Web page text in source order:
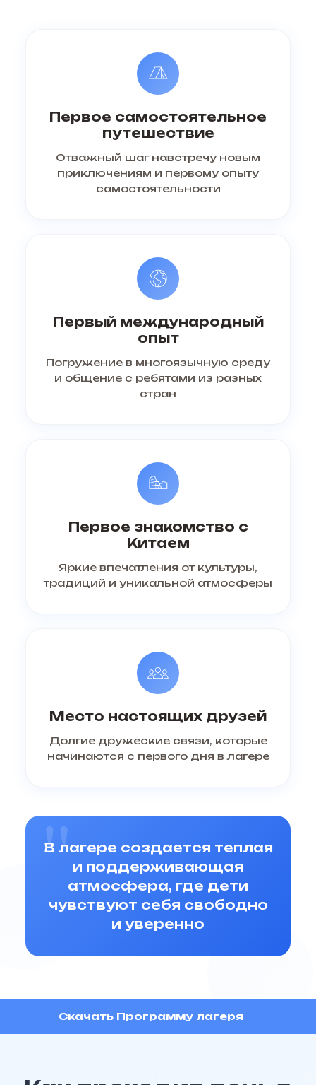
Первое самостоятельное
путешествие
Отважный шаг навстречу новым
приключениям и первому опыту
самостоятельности
Первый международный
опыт
Погружение в многоязычную среду
и общение с ребятами из разных
стран
Первое знакомство с
Китаем
Яркие впечатления от культуры,
традиций и уникальной атмосферы
Место настоящих друзей
Долгие дружеские связи, которые
начинаются с первого дня в лагере
В лагере создается теплая
и поддерживающая
атмосфера, где дети
чувствуют себя свободно
и уверенно
Скачать Программу лагеря